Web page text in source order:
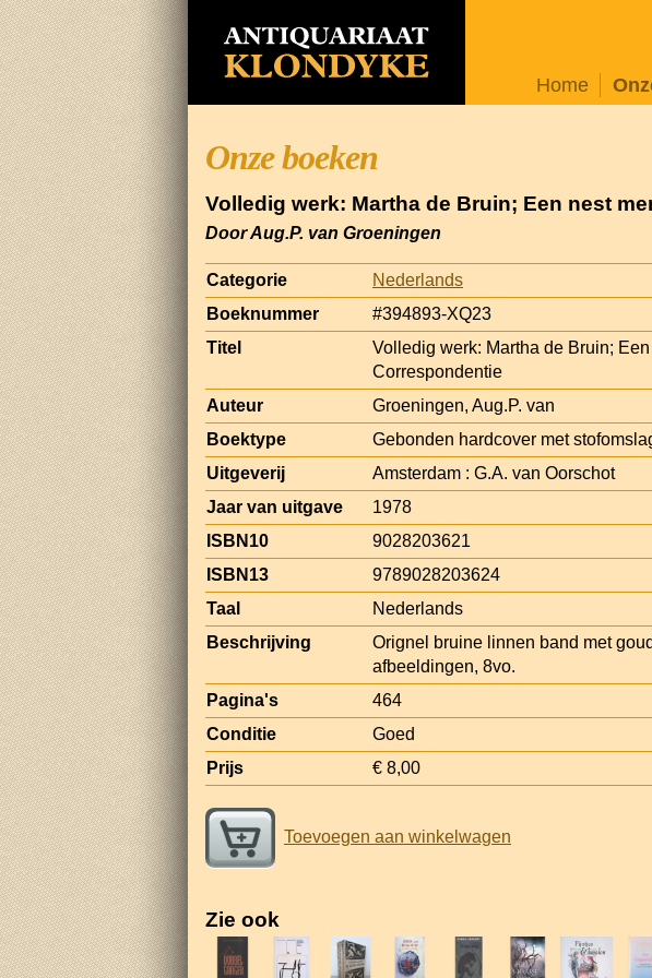
Home
Onze boeken
Volledig werk: Martha de Bruin; Een nest
Door Aug.P. van Groeningen
Categorie
Nederlands
Boeknummer
#394893-XQ23
Titel
Volledig werk: Martha de Bruin;
Correspondentie
Auteur
Groeningen, Aug.P. van
Boektype
Gebonden hardcover met
Uitgeverij
Amsterdam : G.A. van Oorschot
Jaar van uitgave
1978
ISBN10
9028203621
ISBN13
9789028203624
Taal
Nederlands
Beschrijving
Orignel bruine linnen band met
afbeeldingen, 8vo.
Pagina's
464
Conditie
Goed
Prijs
€ 8,00
Toevoegen aan winkelwagen
Zie ook